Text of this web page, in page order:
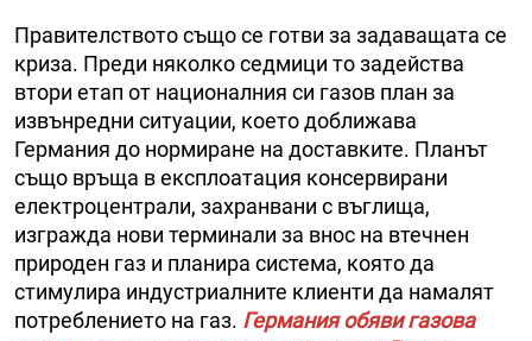
Правителството също се готви за задаващата се
криза. Преди няколко седмици то задейства
втори етап от националния си газов план за
извънредни ситуации, което доближава
Германия до нормиране на доставките. Планът
също връща в експлоатация консервирани
електроцентрали, захранвани с въглища,
изгражда нови терминали за внос на втечнен
природен газ и планира система, която да
стимулира индустриалните клиенти да намалят
потреблението на газ. Германия обяви газова